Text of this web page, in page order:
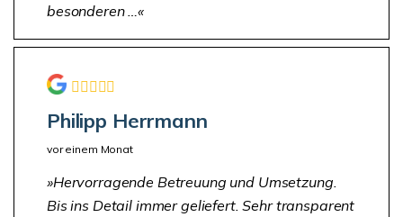
besonderen …
Philipp Herrmann
vor einem Monat
Hervorragende Betreuung und Umsetzung.
Bis ins Detail immer geliefert. Sehr transparent